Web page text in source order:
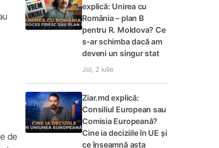
de
explică: Unirea cu
România – plan B
pentru R. Moldova? Ce
s-ar schimba dacă am
deveni un singur stat
Joi, 2 iulie
Ziar.md explică:
Consiliul European sau
Comisia Europeană?
Cine ia deciziile în UE și
ce înseamnă asta